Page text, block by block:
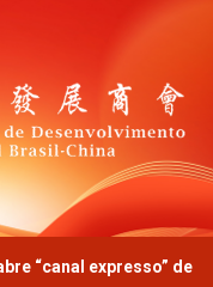
de diálogo